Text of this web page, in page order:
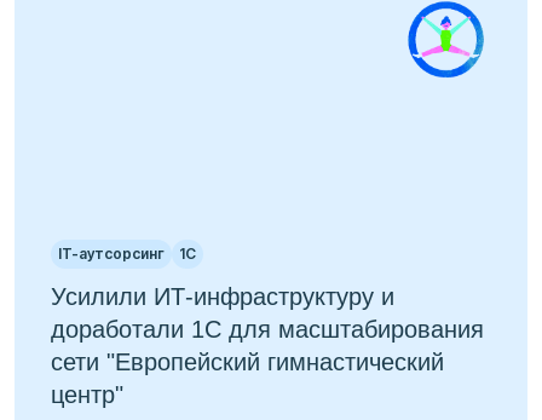
IT-аутсорсинг 1С
Усилили ИТ-инфраструктуру и
доработали 1С для масштабирования
сети "Европейский гимнастический
центр"